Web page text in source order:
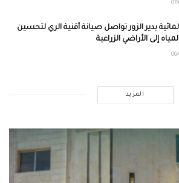
بدير الزور تواصل صيانة أقنية الري لتحسين
إلى الأراضي الزراعية
المزيد